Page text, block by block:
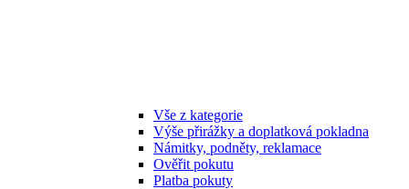
Vše z kategorie
Výše přirážky a doplatková pokladna
Námitky, podněty, reklamace
Ověřit pokutu
Platba pokuty